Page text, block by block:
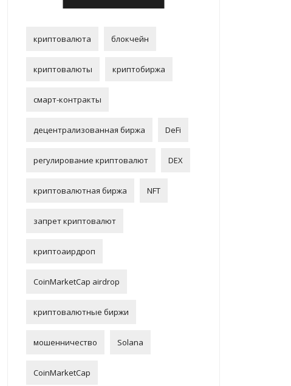
криптовалюта блокчейн
криптовалюты криптобиржа
смарт-контракты
децентрализованная биржа DeFi
регулирование криптовалют DEX
криптовалютная биржа NFT
запрет криптовалют
криптоаирдроп
CoinMarketCap airdrop
криптовалютные биржи
мошенничество Solana
CoinMarketCap